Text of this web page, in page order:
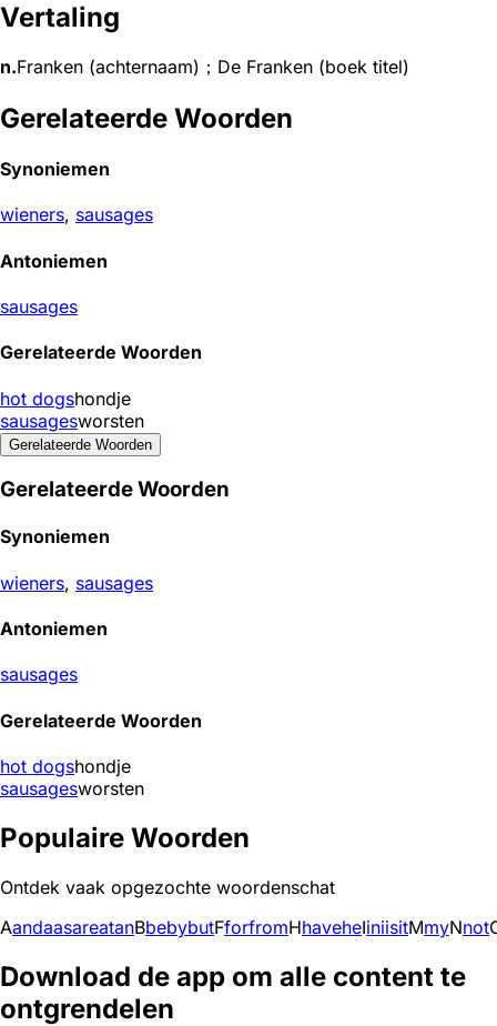
Vertaling
n.Franken (achternaam)；De Franken (boek titel)
Gerelateerde Woorden
Synoniemen
wieners, sausages
Antoniemen
sausages
Gerelateerde Woorden
hot dogshondje
sausagesworsten
Gerelateerde Woorden
Gerelateerde Woorden
Synoniemen
wieners, sausages
Antoniemen
sausages
Gerelateerde Woorden
hot dogshondje
sausagesworsten
Populaire Woorden
Ontdek vaak opgezochte woordenschat
AandaasareatanBbebybutFforfromHhaveheIiniisitMmyNnot
Download de app om alle content te
ontgrendelen